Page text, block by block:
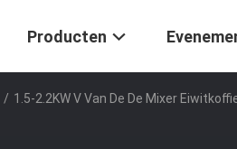
Producten
/ 1.5-2.2KW V Van De De Mixer